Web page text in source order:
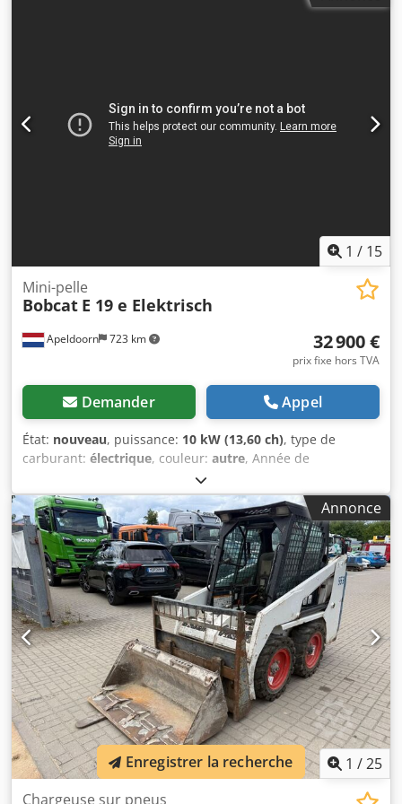
1 / 15
Apeldoorn 723 km
Mini-pelle
Bobcat E 19 e Elektrisch
32 900 €
prix fixe hors TVA
Demander Appel
État: nouveau, puissance: 10 kW (13,60 ch), type de
carburant: électrique, couleur: autre, Année de
, heures de fonctionnement:
Entraînement : chenille Poids à vide : 1 910 kg Dimensions
(L x l x H) : 381 x 98 x 230 cm Marquage CE : oui État
général : très bon État technique : très bon État visuel :
très bon = Autres options et équipements = - Fonction
marteau/tri - Fonction rotation = Remarques =
Informations générales Pays de fabrication : République
tchèque Cjdpsznrnmofx Ai Ajrf État Type CE : CE 2
fonctions hydrauliques supplémentaires pour grappin de
démolition/tri, kit de protection des vérins, châssis
extensible
Annonce
1 /25
Chargeuse sur pneus
Enregistrer la recherche